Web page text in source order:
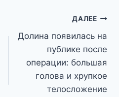
ДАЛЕЕ
Долина появилась на
публике после
операции: большая
голова и хрупкое
телосложение